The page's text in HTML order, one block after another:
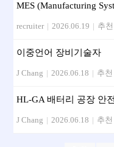
MES (Manufacturing
recruiter | 2026.06.19 | 추
이중언어 장비기술자
J Chang | 2026.06.18 | 추천
HL-GA 배터리 공장 안
J Chang | 2026.06.18 | 추천